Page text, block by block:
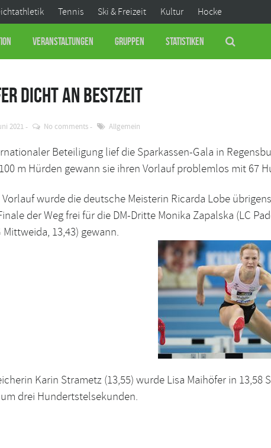
Tennis Ski & Freizeit Kultur Hocke
Veranstaltungen Gruppen Statistiken
dicht an Bestzeit
2021 No comments Allgemein
Beteiligung lief die Sparkassen-Gala in
m Hürden gewann sie ihren Vorlauf problemlos mit 67
wurde die deutsche Meisterin Ricarda Lobe
der Weg frei für die DM-Dritte Monika Zapalska (LC
13,43) gewann.
Karin Strametz (13,55) wurde Lisa Maihöfer in
drei Hundertstelsekunden.